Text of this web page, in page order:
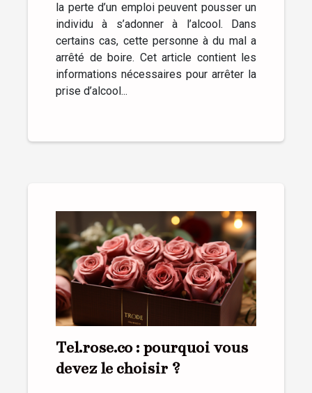
la perte d’un emploi peuvent pousser un
individu à s’adonner à l’alcool. Dans
certains cas, cette personne à du mal a
arrêté de boire. Cet article contient les
informations nécessaires pour arrêter la
prise d’alcool...
Tel.rose.co : pourquoi vous
devez le choisir ?